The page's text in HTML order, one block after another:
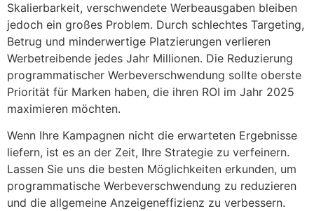
Skalierbarkeit, verschwendete Werbeausgaben bleiben
jedoch ein großes Problem. Durch schlechtes Targeting,
Betrug und minderwertige Platzierungen verlieren
Werbetreibende jedes Jahr Millionen. Die Reduzierung
programmatischer Werbeverschwendung sollte oberste
Priorität für Marken haben, die ihren ROI im Jahr 2025
maximieren möchten.
Wenn Ihre Kampagnen nicht die erwarteten Ergebnisse
liefern, ist es an der Zeit, Ihre Strategie zu verfeinern.
Lassen Sie uns die besten Möglichkeiten erkunden, um
programmatische Werbeverschwendung zu reduzieren
und die allgemeine Anzeigeneffizienz zu verbessern.